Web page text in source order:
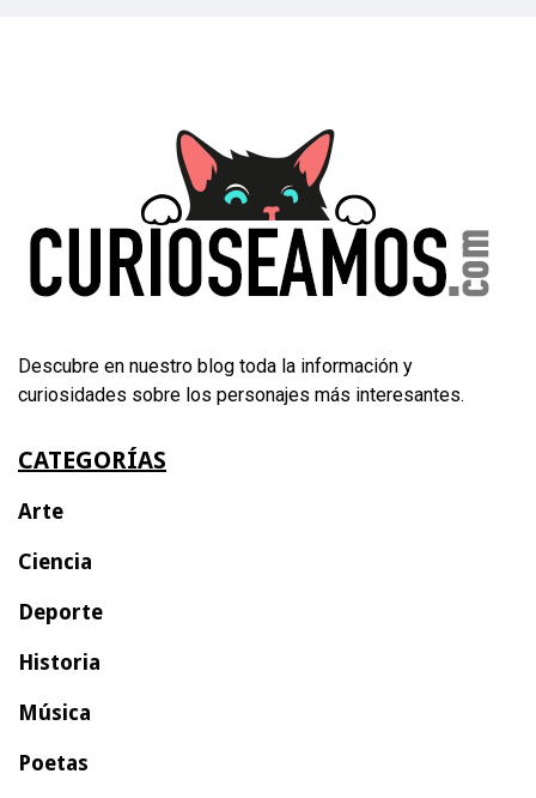
Descubre en nuestro blog toda la información y
curiosidades sobre los personajes más interesantes.
CATEGORÍAS
Arte
Ciencia
Deporte
Historia
Música
Poetas